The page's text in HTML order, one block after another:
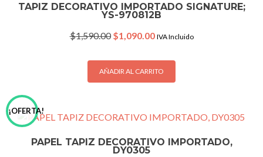
TAPIZ DECORATIVO IMPORTADO SIGNATURE;
YS-970812B
$1,590.00 Original
was:
$1,590.00.
$1,090.00Current
is:
$1,090.00.
IVA Incluido
AÑADIR AL CARRITO
¡OFERTA!
PAPEL TAPIZ DECORATIVO IMPORTADO,
DY0305